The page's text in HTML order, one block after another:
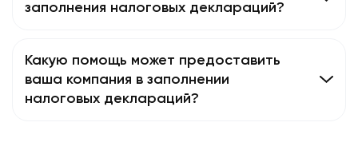
заполнения налоговых деклараций?
Какую помощь может предоставить
ваша компания в заполнении
налоговых деклараций?